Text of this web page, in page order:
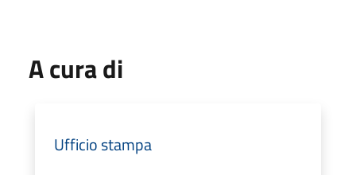
A cura di
Ufficio stampa